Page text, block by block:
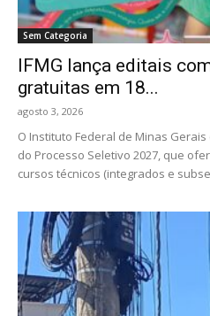
Sem Categoria
IFMG lança editais
gratuitas em 18...
agosto 3, 2026
O Instituto Federal de Minas Gerais
do Processo Seletivo 2027, que
cursos técnicos (integrados e